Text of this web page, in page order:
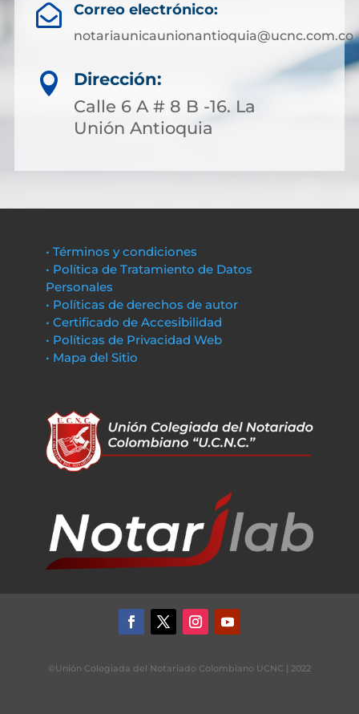
 Correo electrónico:
notariaunicaunionantioquia@ucnc.com.co

Dirección:
Calle 6 A # 8 B -16. La
Unión Antioquia
• Términos y condiciones
• Política de Tratamiento de Datos
Personales
• Políticas de derechos de autor
• Certificado de Accesibilidad
• Políticas de Privacidad Web
• Mapa del Sitio
©Unión Colegiada del Notariado Colombiano UCNC | 2022